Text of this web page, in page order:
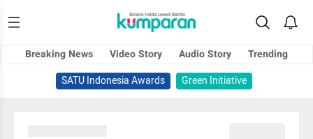
Breaking News Video Story Audio Story
Trending
SATU Indonesia Awards
Green Initiative